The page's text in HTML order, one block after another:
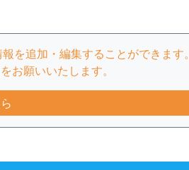
を追加・編集することができます。
お願いいたします。